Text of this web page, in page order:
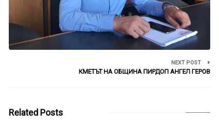
NEXT POST
КМЕТЪТ НА ОБЩИНА ПИРДОП АНГЕЛ ГЕРОВ
Related Posts